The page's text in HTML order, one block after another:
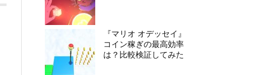
『マリオ オデッセイ』
コイン稼ぎの最高効率
は？比較検証してみた